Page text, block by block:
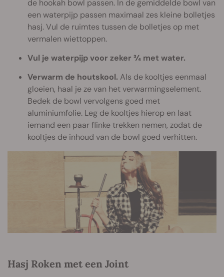
de hookah bowl passen. In de gemiddelde bowl van
een waterpijp passen maximaal zes kleine bolletjes
hasj. Vul de ruimtes tussen de bolletjes op met
vermalen wiettoppen.
Vul je waterpijp voor zeker ¾ met water.
Verwarm de houtskool. Als de kooltjes eenmaal
gloeien, haal je ze van het verwarmingselement.
Bedek de bowl vervolgens goed met
aluminiumfolie. Leg de kooltjes hierop en laat
iemand een paar flinke trekken nemen, zodat de
kooltjes de inhoud van de bowl goed verhitten.
Hasj Roken met een Joint